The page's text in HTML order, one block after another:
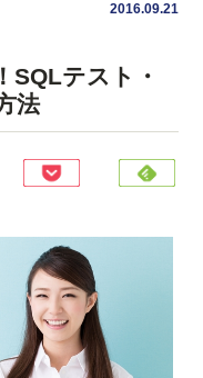
2016.09.21
SQLテスト・
法